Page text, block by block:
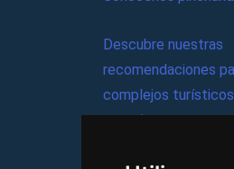
Descubre nuestras
recomendaciones
complejos
vacaciones,